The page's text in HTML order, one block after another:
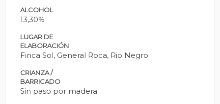
ALCOHOL
13,30%
LUGAR DE
ELABORACIÓN
Finca Sol, General Roca, Rio Negro
CRIANZA /
BARRICADO
Sin paso por madera